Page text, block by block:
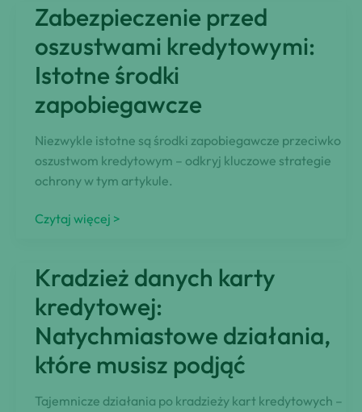
pożyczkami
Jak
zweryfikować
tożsamość
Zabezpieczenie przed
oszustwami kredytowymi:
Istotne środki
zapobiegawcze
Niezwykle istotne są środki zapobiegawcze przeciwko
oszustwom kredytowym – odkryj kluczowe strategie
ochrony w tym artykule.
Zabezpieczenie
kredytowymi:
Istotne
środki
zapobiegawcze
Czytaj więcej >
Kradzież danych karty
kredytowej:
Natychmiastowe działania,
które musisz podjąć
Tajemnicze działania po kradzieży kart kredytowych –